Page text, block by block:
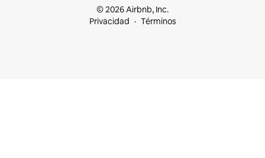
© 2026 Airbnb, Inc.
Privacidad
Términos